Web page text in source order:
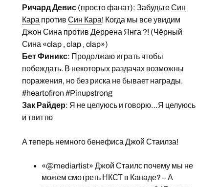
Ричард Девис(просто фанат): ЗабудьтеСин
Кара против Син Кара! Когда мы все увидим
Джон Сина против Деррена Янга ?! (Чёрный
Сина «clap , clap , clap»)
Бет Финикс: Продолжаю играть чтобы
побеждать. В некоторых раздачах возможны
поражения, но без риска не бывает награды.
#heartofiron #Pinupstrong
Зак Райдер: Я не целуюсь и говорю…Я целуюсь
и твиттю
А теперь немного бенефиса Джой Стаилза!
«@mediartist» Джой Стаилс почему мы не
можем смотреть НКСТ в Канаде? – А